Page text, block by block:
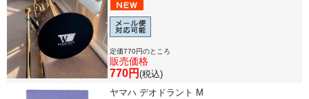
定価770円のところ
販売価格
770円 (税込)
ヤマハ デオドラント M